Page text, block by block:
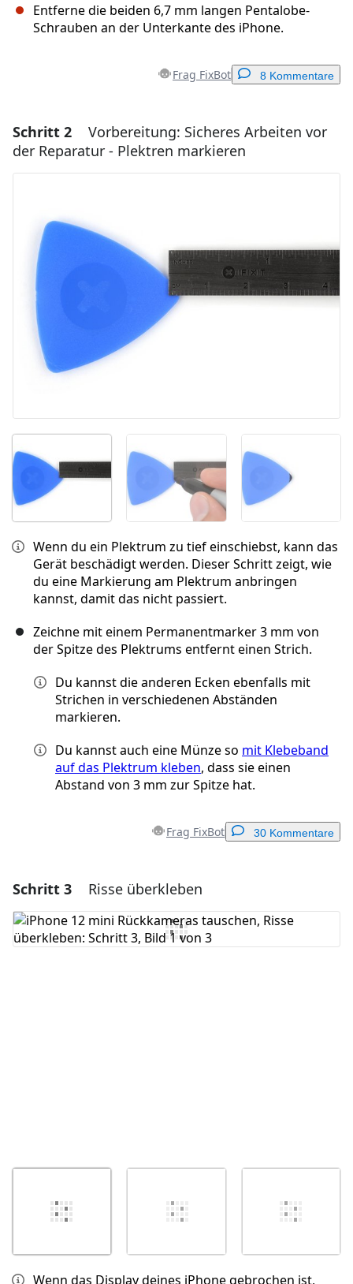
Entferne die beiden 6,7 mm langen Pentalobe-
Schrauben an der Unterkante des iPhone.
Frag FixBot 8 Kommentare
Einen Kommentar hinzufügen
Kommentar hinzufügen
Schritt 2
Vorbereitung: Sicheres Arbeiten vor
der Reparatur - Plektren markieren
Wenn du ein Plektrum zu tief einschiebst, kann das
Gerät beschädigt werden. Dieser Schritt zeigt, wie
du eine Markierung am Plektrum anbringen
kannst, damit das nicht passiert.
Zeichne mit einem Permanentmarker 3 mm von
der Spitze des Plektrums entfernt einen Strich.
Du kannst die anderen Ecken ebenfalls mit
Strichen in verschiedenen Abständen
markieren.
Du kannst auch eine Münze so mit Klebeband
auf das Plektrum kleben, dass sie einen
Abstand von 3 mm zur Spitze hat.
Frag FixBot 30 Kommentare
Einen Kommentar hinzufügen
Kommentar hinzufügen
Schritt 3 Risse überkleben
Wenn das Display deines iPhone gebrochen ist,